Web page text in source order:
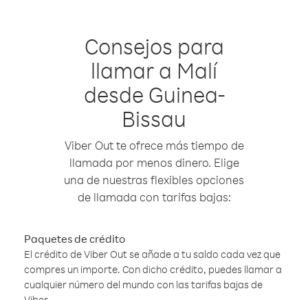
Consejos para
llamar a Malí
desde Guinea-
Bissau
Viber Out te ofrece más tiempo de
llamada por menos dinero. Elige
una de nuestras flexibles opciones
de llamada con tarifas bajas:
Paquetes de crédito
El crédito de Viber Out se añade a tu saldo cada vez que
compres un importe. Con dicho crédito, puedes llamar a
cualquier número del mundo con las tarifas bajas de